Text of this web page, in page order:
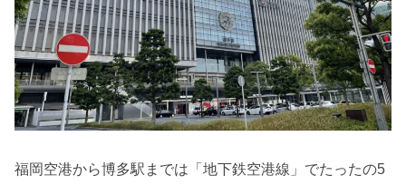
福岡空港から博多駅までは「地下鉄空港線」でたったの5